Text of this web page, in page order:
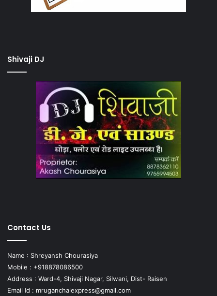
Shivaji DJ
Contact Us
Name : Shreyansh Chourasiya
Mobile : +918878086500
Address : Ward-4, Shivaji Nagar, Silwani, Dist- Raisen
Email Id : mruganchalexpress@gmail.com